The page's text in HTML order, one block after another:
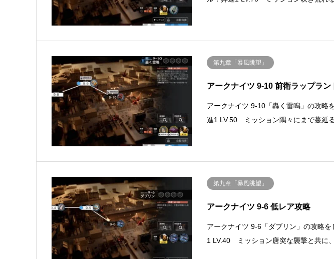
第九章「暴風眺望」
アークナイツ 9-10 前衛ラップラ
アークナイツ 9-10「轟く雷鳴」の攻略
進1 LV.50 ミッション隅々にまで蔓延
第九章「暴風眺望」
アークナイツ 9-6 低レア攻略
アークナイツ 9-6「ダブリン」の攻略
1 LV.40 ミッション唐突な襲撃と共に